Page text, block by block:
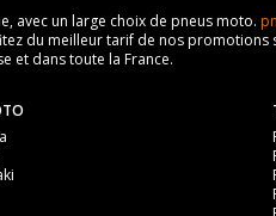
avec un large choix de pneus moto.
du meilleur tarif de nos promotions
et dans toute la France.